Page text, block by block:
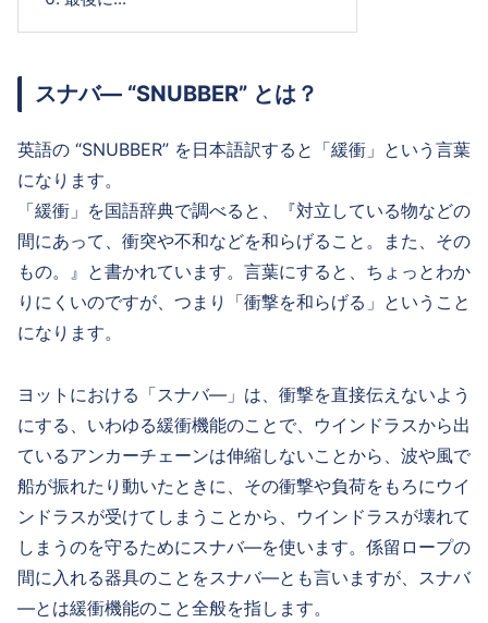
スナバ― “SNUBBER” とは？
英語の “SNUBBER” を日本語訳すると「緩衝」という言葉
になります。
「緩衝」を国語辞典で調べると、『対立している物などの
間にあって、衝突や不和などを和らげること。また、その
もの。』と書かれています。言葉にすると、ちょっとわか
りにくいのですが、つまり「衝撃を和らげる」ということ
になります。
ヨットにおける「スナバ―」は、衝撃を直接伝えないよう
にする、いわゆる緩衝機能のことで、ウインドラスから出
ているアンカーチェーンは伸縮しないことから、波や風で
船が振れたり動いたときに、その衝撃や負荷をもろにウイ
ンドラスが受けてしまうことから、ウインドラスが壊れて
しまうのを守るためにスナバ―を使います。係留ロープの
間に入れる器具のことをスナバ―とも言いますが、スナバ
―とは緩衝機能のこと全般を指します。